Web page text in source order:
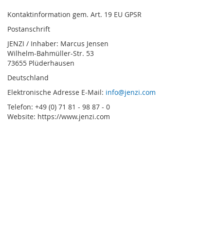
Kontaktinformation gem. Art. 19 EU GPSR
Postanschrift
JENZI / Inhaber: Marcus Jensen
Wilhelm-Bahmüller-Str. 53
73655 Plüderhausen
Deutschland
Elektronische Adresse E-Mail: info@jenzi.com
Telefon: +49 (0) 71 81 - 98 87 - 0
Website: https://www.jenzi.com